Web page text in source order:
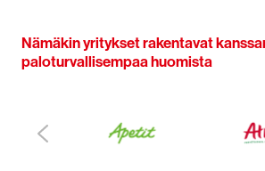
Nämäkin yritykset rakentavat
paloturvallisempaa huomista